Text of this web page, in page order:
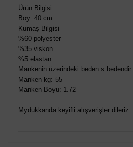
Ürün Bilgisi
Boy: 40 cm
Kumaş Bilgisi
%60 polyester
%35 viskon
%5 elastan
Mankenin üzerindeki beden s bedendir.
Manken kg: 55
Manken Boyu: 1.72
Mydukkanda keyifli alışverişler dileriz.